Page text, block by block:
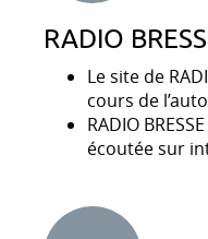
RADIO
Le site de
cours de
RADIO
écoutée sur